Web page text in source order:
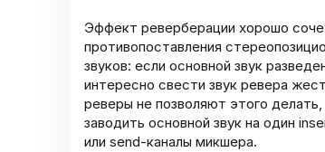
Эффект реверберации хорошо
противопоставления
звуков: если основной звук
интересно свести звук ревера
реверы не позволяют этого
заводить основной звук на один
или send-каналы микшера.